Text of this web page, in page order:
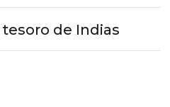
de Indias